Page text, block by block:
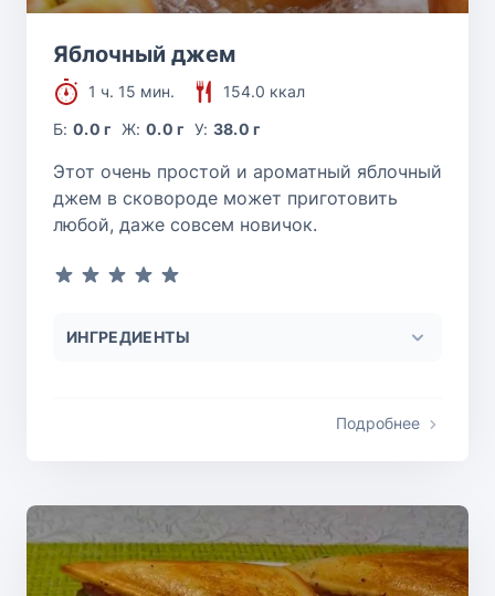
Яблочный джем
1 ч. 15 мин.
154.0 ккал
Б:0.0 г Ж: 0.0 г У: 38.0 г
Этот очень простой и ароматный яблочный
джем в сковороде может приготовить
любой, даже совсем новичок.
ИНГРЕДИЕНТЫ
Подробнее